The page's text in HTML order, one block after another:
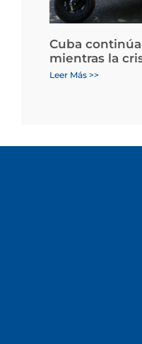
Cuba
mientras la
Leer Más >>